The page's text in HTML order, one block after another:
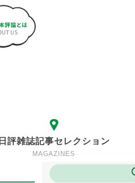
日評雑誌記事セレクション
MAGAZINES